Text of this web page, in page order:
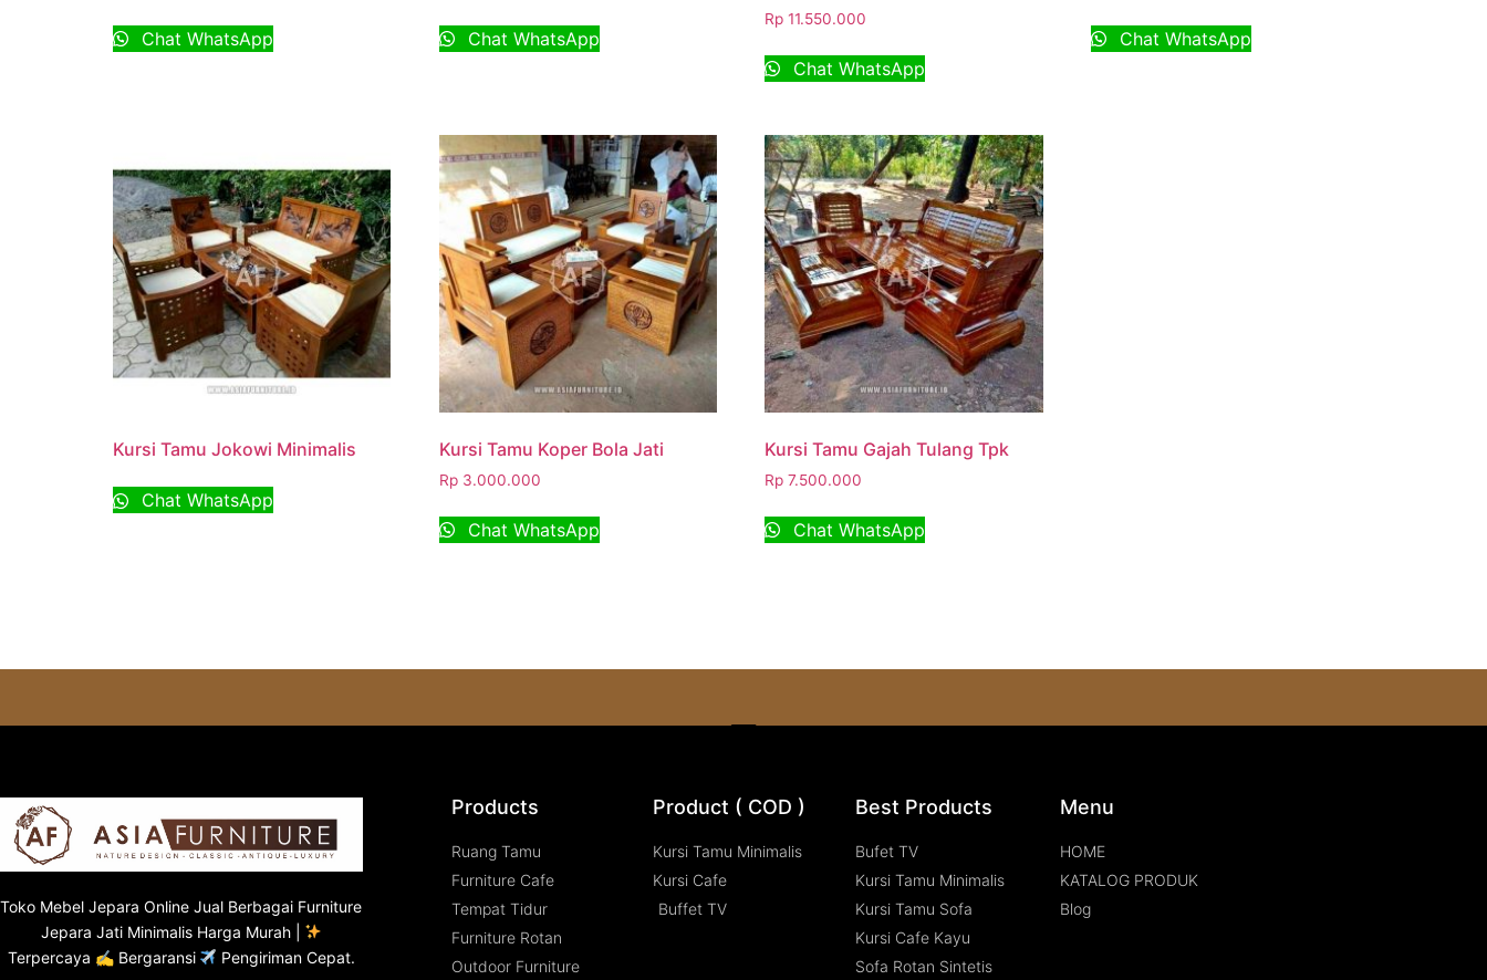
Chat WhatsApp Chat WhatsApp
Rp 11.550.000
Chat WhatsApp
Chat WhatsApp
Kursi Tamu Jokowi Minimalis
Chat WhatsApp
Kursi Tamu Koper Bola Jati
Rp3.000.000
Chat WhatsApp
Kursi Tamu Gajah Tulang Tpk
Rp 7.500.000
Chat WhatsApp
Toko Mebel Jepara Online Jual Berbagai Furniture
Jepara Jati Minimalis Harga Murah |
Terpercaya ✍ Bergaransi
Pengiriman Cepat.
Products
Ruang Tamu
Furniture Cafe
Tempat Tidur
Furniture Rotan
Outdoor Furniture
Product ( COD )
Kursi Tamu Minimalis
Kursi Cafe
Buffet TV
Best Products
Bufet TV
Kursi Tamu Minimalis
Kursi Tamu Sofa
Kursi Cafe Kayu
Sofa Rotan Sintetis
Menu
HOME
KATALOG PRODUK
Blog